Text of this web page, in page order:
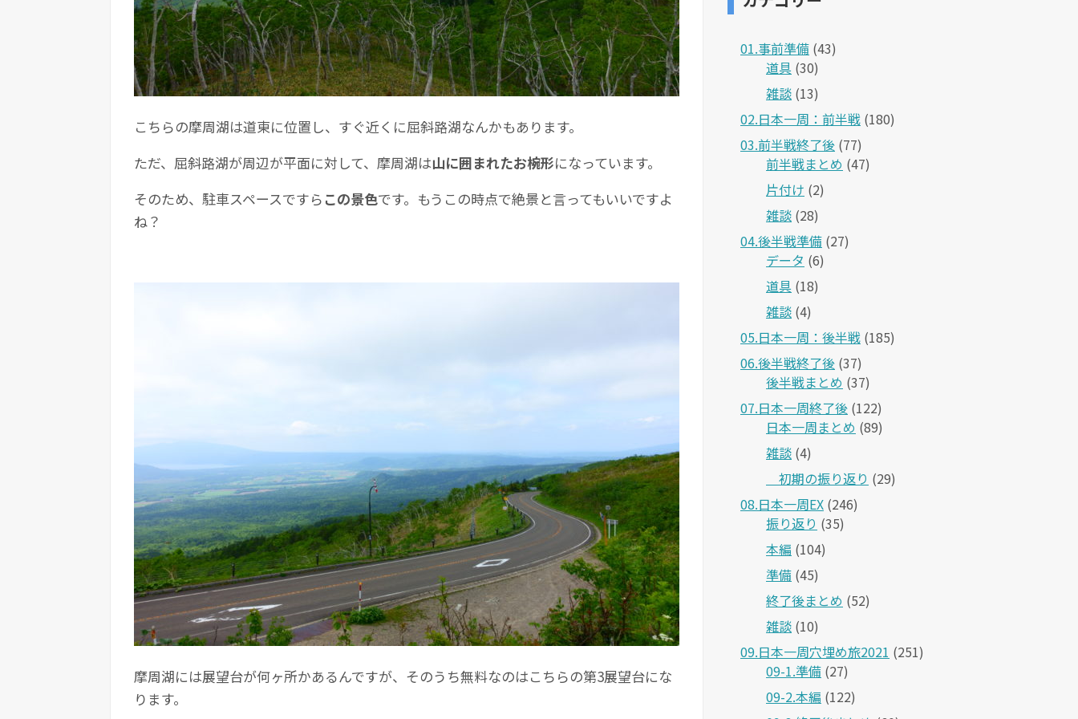
こちらの摩周湖は道東に位置し、すぐ近くに屈斜路湖なんかもあります。
ただ、屈斜路湖が周辺が平面に対して、摩周湖は山に囲まれたお椀形になっています。
そのため、駐車スペースですら この景色です。もうこの時点で絶景と言ってもいいですよ
ね？
摩周湖には展望台が何ヶ所かあるんですが、そのうち無料なのはこちらの第3展望台にな
ります。
01.事前準備 (43)
道具 (30)
雑談 (13)
02.日本一周：前半戦 (180)
03.前半戦終了後 (77)
前半戦まとめ (47)
片付け (2)
雑談 (28)
04.後半戦準備 (27)
データ (6)
道具 (18)
雑談 (4)
05.日本一周：後半戦 (185)
06.後半戦終了後 (37)
後半戦まとめ (37)
07.日本一周終了後 (122)
日本一周まとめ (89)
雑談 (4)
＿初期の振り返り (29)
08.日本一周EX (246)
振り返り (35)
本編 (104)
準備 (45)
終了後まとめ (52)
雑談 (10)
09.日本一周穴埋め旅2021 (251)
09-1.準備 (27)
09-2.本編 (122)